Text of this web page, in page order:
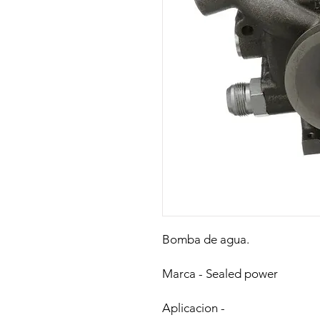
Bomba de agua.
Marca - Sealed power
Aplicacion -